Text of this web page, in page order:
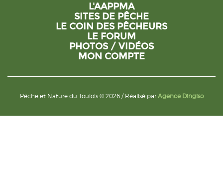
L'AAPPMA
SITES DE PÊCHE
LE COIN DES PÊCHEURS
LE FORUM
PHOTOS / VIDÉOS
MON COMPTE
Pêche et Nature du Toulois © 2026 / Réalisé parAgence Dingiso